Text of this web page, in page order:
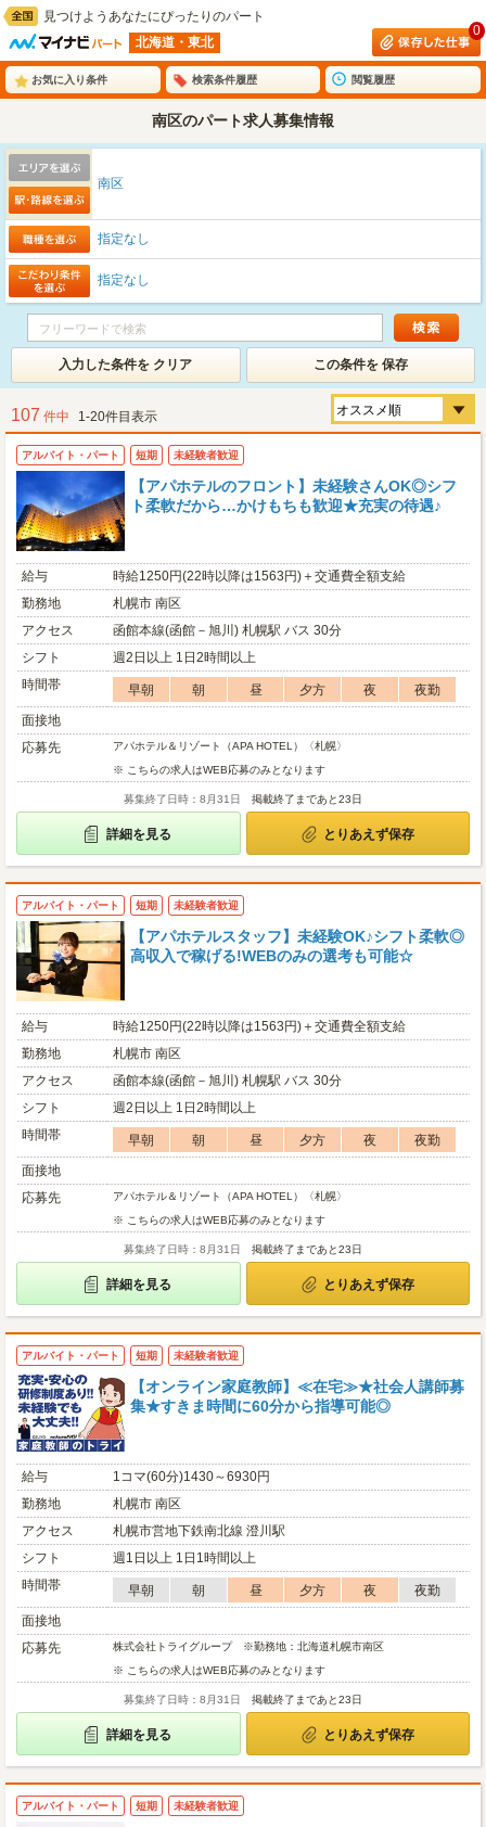
見つけようあなたにぴったりのパート
北海道・東北
0
お気に入り条件 検索条件履歴 閲覧履歴
南区のパート求人募集情報
南区
指定なし
指定なし
入力した条件を クリア この条件を 保存
107 件中 1-20件目表示
アルバイト・パート 短期 未経験者歓迎
【アパホテルのフロント】未経験さんOK◎シフ
ト柔軟だから…かけもちも歓迎★充実の待遇♪
給与
時給1250円(22時以降は1563円)＋交通費全額支給
勤務地
札幌市 南区
アクセス
函館本線(函館－旭川) 札幌駅 バス 30分
シフト
週2日以上 1日2時間以上
時間帯
早朝 朝 昼 夕方 夜
夜勤
面接地
応募先
アパホテル＆リゾート（APA HOTEL）〈札幌〉
※ こちらの求人はWEB応募のみとなります
募集終了日時：8月31日 掲載終了まであと23日
詳細を見る とりあえず保存
アルバイト・パート 短期 未経験者歓迎
【アパホテルスタッフ】未経験OK♪シフト柔軟◎
高収入で稼げる!WEBのみの選考も可能☆
給与
時給1250円(22時以降は1563円)＋交通費全額支給
勤務地
札幌市 南区
アクセス
函館本線(函館－旭川) 札幌駅 バス 30分
シフト
週2日以上 1日2時間以上
時間帯
早朝 朝 昼 夕方 夜
夜勤
面接地
応募先
アパホテル＆リゾート（APA HOTEL）〈札幌〉
※ こちらの求人はWEB応募のみとなります
募集終了日時：8月31日 掲載終了まであと23日
詳細を見る とりあえず保存
アルバイト・パート 短期 未経験者歓迎
【オンライン家庭教師】≪在宅≫★社会人講師募
集★すきま時間に60分から指導可能◎
給与
1コマ(60分)1430～6930円
勤務地
札幌市 南区
アクセス
札幌市営地下鉄南北線 澄川駅
シフト
週1日以上 1日1時間以上
時間帯
早朝 朝 昼 夕方 夜
夜勤
面接地
応募先
株式会社トライグループ ※勤務地：北海道札幌市南区
※ こちらの求人はWEB応募のみとなります
募集終了日時：8月31日 掲載終了まであと23日
詳細を見る とりあえず保存
アルバイト・パート 短期 未経験者歓迎